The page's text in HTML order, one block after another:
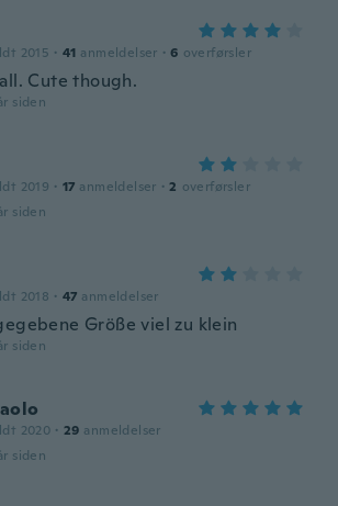
2015 · 41 anmeldelser · 6 overførsler
Cute though.
siden
2019 · 17 anmeldelser · 2 overførsler
siden
2018 · 47 anmeldelser
Größe viel zu klein
siden
2020 · 29 anmeldelser
siden